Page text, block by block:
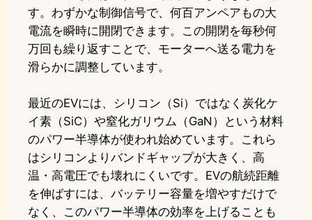
す。わずかな制御信号で、何百アンペアもの大
電流を瞬時に開閉できます。この開閉を毎秒何
万回も繰り返すことで、モーターへ送る電力を
滑らかに調整しています。
最近のEVには、シリコン（Si）ではなく炭化ケ
イ素（SiC）や窒化ガリウム（GaN）という材料
のパワー半導体が使われ始めています。これら
はシリコンよりバンドギャップが大きく、高
温・高電圧でも壊れにくいです。EVの航続距離
を伸ばすには、バッテリー容量を増やすだけで
なく、このパワー半導体の効率を上げることも